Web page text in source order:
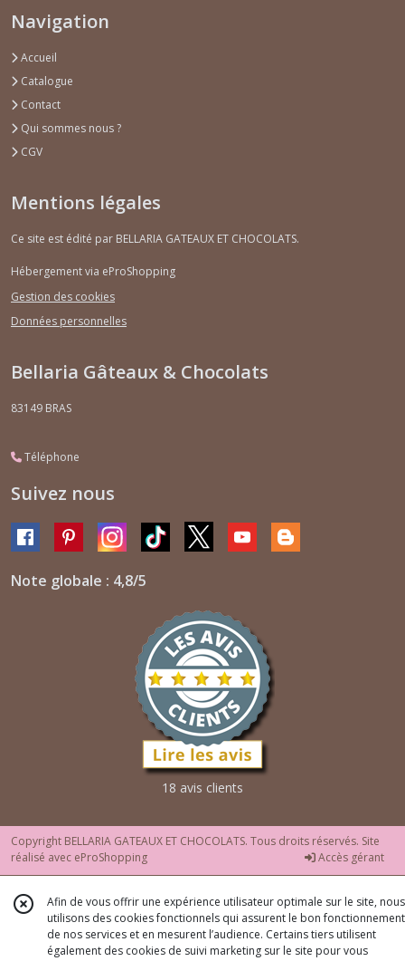
Navigation
Accueil
Catalogue
Contact
Qui sommes nous ?
CGV
Mentions légales
Ce site est édité par BELLARIA GATEAUX ET CHOCOLATS.
Hébergement via eProShopping
Gestion des cookies
Données personnelles
Bellaria Gâteaux & Chocolats
83149 BRAS
Téléphone
Suivez nous
Note globale : 4,8/5
18 avis clients
Copyright BELLARIA GATEAUX ET CHOCOLATS. Tous droits réservés. Site
réalisé avec eProShopping Accès gérant
Afin de vous offrir une expérience utilisateur optimale sur le site, nous
utilisons des cookies fonctionnels qui assurent le bon fonctionnement
de nos services et en mesurent l’audience. Certains tiers utilisent
également des cookies de suivi marketing sur le site pour vous